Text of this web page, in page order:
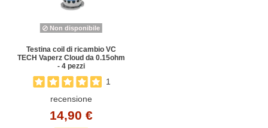
Non disponibile
Testina coil di ricambio VC
TECH Vaperz Cloud da 0.15ohm
- 4 pezzi
1
recensione
14,90 €